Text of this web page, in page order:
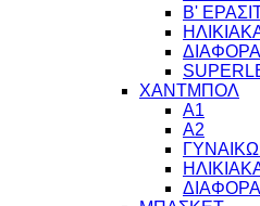
Β'
ΔΙΑΦΟΡΑ
ΧΑΝΤΜΠΟΛ
Α1
Α2
ΔΙΑΦΟΡΑ